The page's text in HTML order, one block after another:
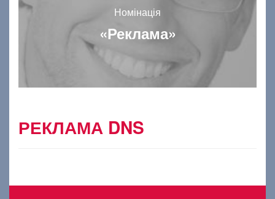
Номінація
«Реклама»
РЕКЛАМА DNS